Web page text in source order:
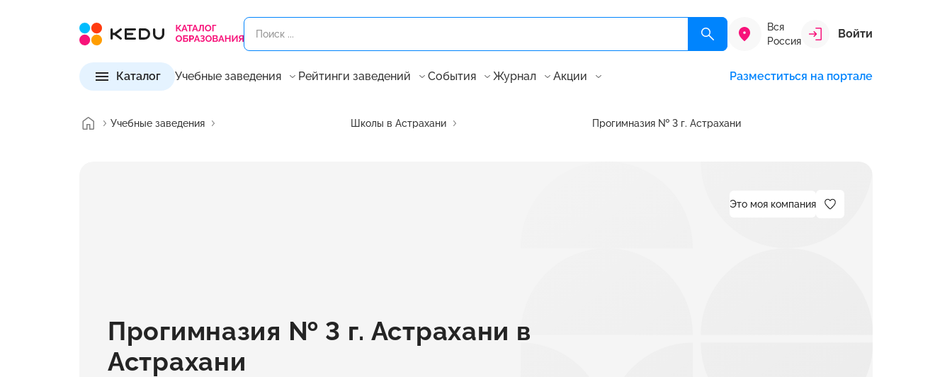
Вся
Россия
Войти
Каталог Учебные заведения Рейтинги заведений События Журнал Акции Разместиться на портале
Учебные заведения Школы в Астрахани Прогимназия № 3 г. Астрахани
Это моя компания
Прогимназия № 3 г. Астрахани в
Астрахани